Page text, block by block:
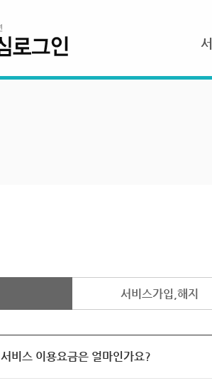
서비스가입,해지
서비스 이용요금은 얼마인가요?